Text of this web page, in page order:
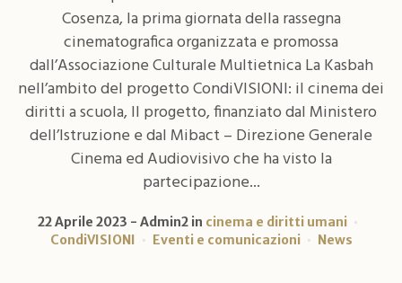
Cosenza, la prima giornata della rassegna
cinematografica organizzata e promossa
dall’Associazione Culturale Multietnica La Kasbah
nell’ambito del progetto CondiVISIONI: il cinema dei
diritti a scuola, Il progetto, finanziato dal Ministero
dell’Istruzione e dal Mibact – Direzione Generale
Cinema ed Audiovisivo che ha visto la
partecipazione...
22 Aprile 2023 Admin2 in cinema e diritti umani
CondiVISIONI
Eventi e comunicazioni News